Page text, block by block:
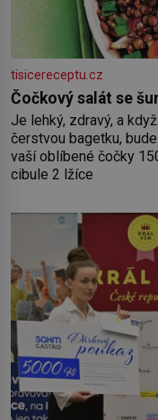
tisicereceptu.cz
Čočkový salát se
Je lehký, zdravý, a
čerstvou bagetku, bude
vaší oblíbené čočky
cibule 2 lžíce